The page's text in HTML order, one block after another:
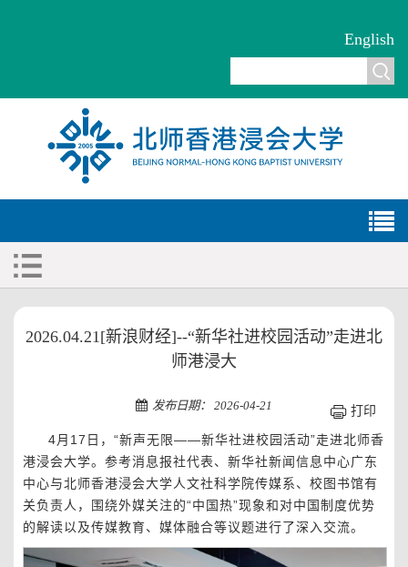
English
2026.04.21[新浪财经]--“新华社进校园活动”走进北
师港浸大
发布日期： 2026-04-21 打印
4月17日，“新声无限——新华社进校园活动”走进北师香
港浸会大学。参考消息报社代表、新华社新闻信息中心广东
中心与北师香港浸会大学人文社科学院传媒系、校图书馆有
关负责人，围绕外媒关注的“中国热”现象和对中国制度优势
的解读以及传媒教育、媒体融合等议题进行了深入交流。